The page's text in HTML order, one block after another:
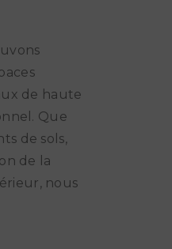
de haute
Que
de sols,
de la
nous